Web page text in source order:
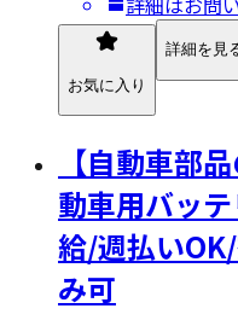
お気に入り
詳細を見
【自動車部
動車用バッ
給/週払い
み可